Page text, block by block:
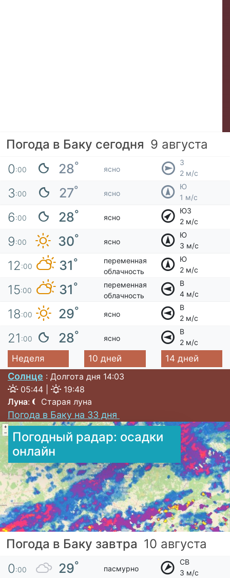
Погода в Баку сегодня 9 августа
0:00 28° ясно
З
2 м/с
3:00 27° ясно
Ю
1 м/с
6:00 28° ясно
ЮЗ
2 м/с
9:00 30° ясно
Ю
3 м/с
12:00 31°
переменная
облачность
Ю
2 м/с
15:00 31°
переменная
облачность
В
4 м/с
18:00 29° ясно
В
2 м/с
21 :00 28° ясно
В
2 м/с
Неделя 10 дней 14 дней
Солнце : Долгота дня 14:03
05:44 |
19:48
Луна: Старая луна
Погода в Баку на 33 дня
Погодный радар: осадки
онлайн
Погода в Баку завтра 10 августа
0:00 29° пасмурно
СВ
3 м/с